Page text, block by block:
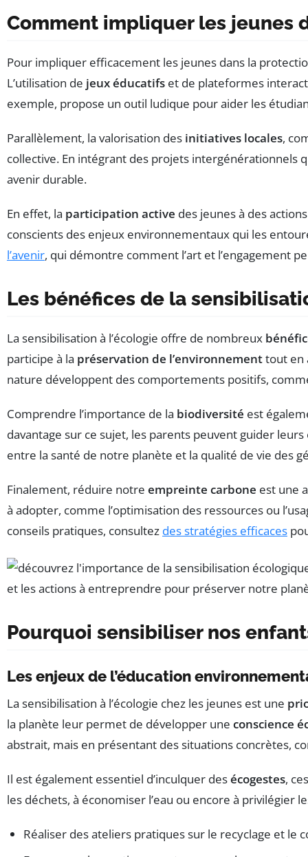
Comment impliquer les jeunes
Pour impliquer efficacement les jeunes dans la
L’utilisation de jeux éducatifs et de plateformes
exemple, propose un outil ludique pour aider les
Parallèlement, la valorisation des initiatives locales,
collective. En intégrant des projets
avenir durable.
En effet, la participation active des jeunes à des
conscients des enjeux environnementaux qui les
l’avenir, qui démontre comment l’art et l’engagement
Les bénéfices de la
La sensibilisation à l’écologie offre de nombreux
participe à la préservation de l’environnementtout en
nature développent des comportements positifs,
Comprendre l’importance de la biodiversité est
davantage sur ce sujet, les parents peuvent guider
entre la santé de notre planète et la qualité de vie des
Finalement, réduire notre empreinte carbone est une
à adopter, comme l’optimisation des ressources ou
conseils pratiques, consultez des stratégies efficaces
Pourquoi sensibiliser nos
Les enjeux de l’éducation
La sensibilisation à l’écologie chez les jeunes est une
la planète leur permet de développer une conscience
abstrait, mais en présentant des situations concrètes,
Il est également essentiel d’inculquer desécogestes,
les déchets, à économiser l’eau ou encore à
Réaliser des ateliers pratiques sur le recyclage et le